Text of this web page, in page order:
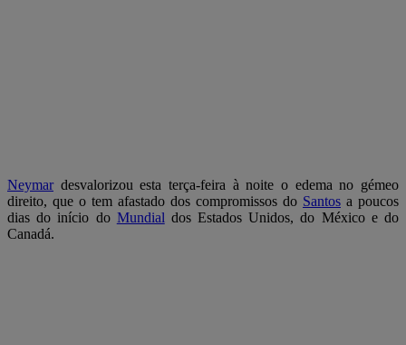
Neymardesvalorizou esta terça-feira à noite o edema no gémeo
direito, que o tem afastado dos compromissos do Santos a poucos
dias do início do Mundial dos Estados Unidos, do México e do
Canadá.